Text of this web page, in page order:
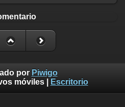
por Piwigo
móviles| Escritorio